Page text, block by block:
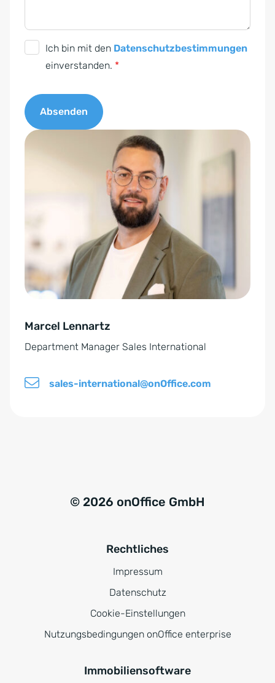
V
O
-
e
ä
d
n
s
*
Ich bin mit den Datenschutzbestimmungen
einverstanden. *
Absenden
A
v
:Marcel Lennartz
Department Manager Sales International
sales-international@onOffice.com
© 2026 onOffice GmbH
Rechtliches
Impressum
Datenschutz
Cookie-Einstellungen
Nutzungsbedingungen onOffice enterprise
Immobiliensoftware